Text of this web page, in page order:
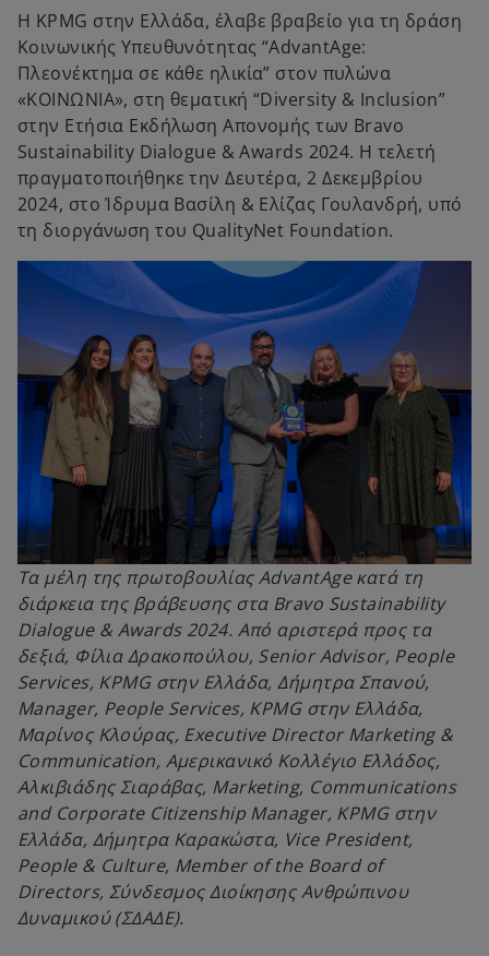
n
e
t
b
n
e
w
t
a
b
Η KPMG στην Ελλάδα, έλαβε βραβείο για τη δράση
Κοινωνικής Υπευθυνότητας “AdvantAge:
Πλεονέκτημα σε κάθε ηλικία” στον πυλώνα
«ΚΟΙΝΩΝΙΑ», στη θεματική “Diversity & Inclusion”
στην Ετήσια Εκδήλωση Απονομής των Bravo
Sustainability Dialogue & Awards 2024. Η τελετή
πραγματοποιήθηκε την Δευτέρα, 2 Δεκεμβρίου
2024, στο Ίδρυμα Βασίλη & Ελίζας Γουλανδρή, υπό
τη διοργάνωση του QualityNet Foundation.
Τα μέλη της πρωτοβουλίας AdvantAge κατά τη
διάρκεια της βράβευσης στα Bravo Sustainability
Dialogue & Awards 2024. Από αριστερά προς τα
δεξιά, Φίλια Δρακοπούλου, Senior Advisor, People
Services, KPMG στην Ελλάδα, Δήμητρα Σπανού,
Manager, People Services, KPMG στην Ελλάδα,
Μαρίνος Κλούρας, Executive Director Marketing &
Communication, Αμερικανικό Κολλέγιο Ελλάδος,
Αλκιβιάδης Σιαράβας, Marketing, Communications
and Corporate Citizenship Manager, KPMG στην
Ελλάδα, Δήμητρα Καρακώστα, Vice President,
People & Culture, Member of the Board of
Directors, Σύνδεσμος Διοίκησης Ανθρώπινου
Δυναμικού (ΣΔΑΔΕ).